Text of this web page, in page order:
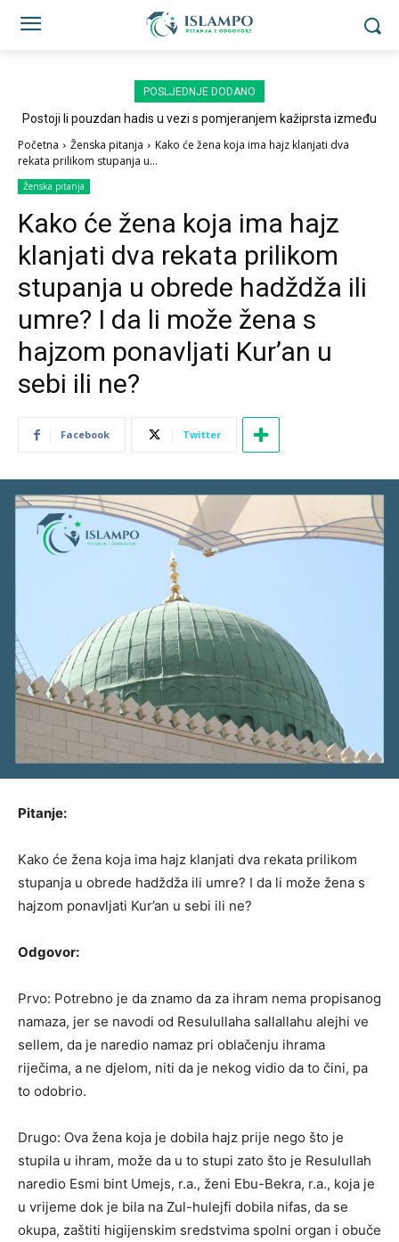
POSLJEDNJE DODANO
Postoji li pouzdan hadis u vezi s pomjeranjem kažiprsta između
Početna Ženska pitanja
Kako će žena koja ima hajz klanjati dva
rekata prilikom stupanja u...
Ženska pitanja
Kako će žena koja ima hajz
klanjati dva rekata prilikom
stupanja u obrede hadždža ili
umre? I da li može žena s
hajzom ponavljati Kur’an u
sebi ili ne?
Facebook Twitter
Pitanje:
Kako će žena koja ima hajz klanjati dva rekata prilikom
stupanja u obrede hadždža ili umre? I da li može žena s
hajzom ponavljati Kur’an u sebi ili ne?
Odgovor:
Prvo: Potrebno je da znamo da za ihram nema propisanog
namaza, jer se navodi od Resulullaha sallallahu alejhi ve
sellem, da je naredio namaz pri oblačenju ihrama
riječima, a ne djelom, niti da je nekog vidio da to čini, pa
to odobrio.
Drugo: Ova žena koja je dobila hajz prije nego što je
stupila u ihram, može da u to stupi zato što je Resulullah
naredio Esmi bint Umejs, r.a., ženi Ebu-Bekra, r.a., koja je
u vrijeme dok je bila na Zul-hulejfi dobila nifas, da se
okupa, zaštiti higijenskim sredstvima spolni organ i obuče